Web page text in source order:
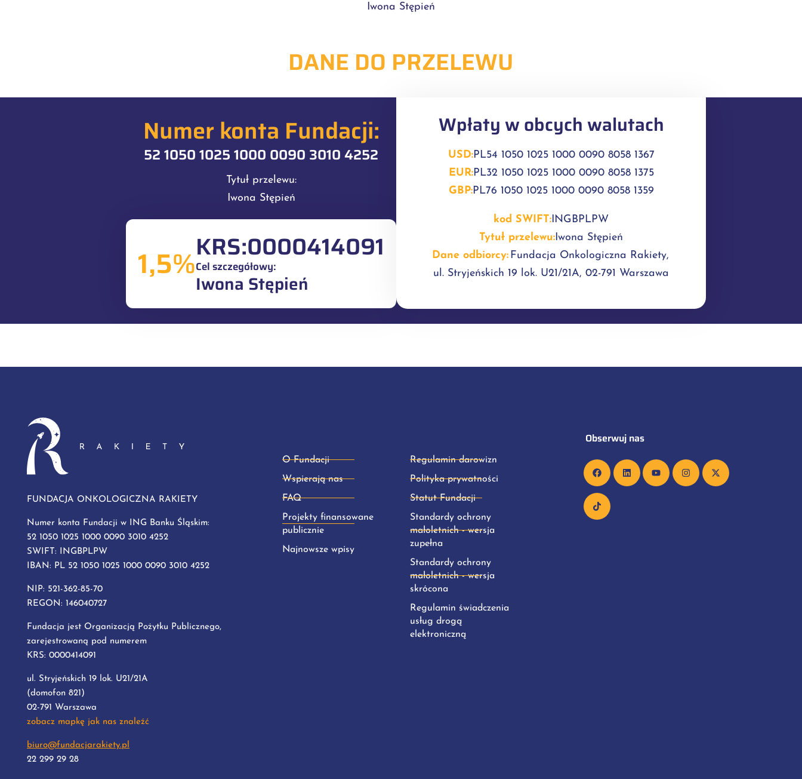
Iwona Stępień
DANE DO PRZELEWU
Numer konta Fundacji:
52 1050 1025 1000 0090 3010 4252
Tytuł przelewu:
Iwona Stępień
1,5%KRS:0000414091
Cel szczegółowy:
Iwona Stępień
Wpłaty w obcych walutach
USD:PL54 1050 1025 1000 0090 8058 1367
EUR:PL32 1050 1025 1000 0090 8058 1375
GBP:PL76 1050 1025 1000 0090 8058 1359
kod SWIFT:INGBPLPW
Tytuł przelewu:Iwona Stępień
Dane odbiorcy: Fundacja Onkologiczna Rakiety,
ul. Stryjeńskich 19 lok. U21/21A, 02-791 Warszawa
FUNDACJA ONKOLOGICZNA RAKIETY
Numer konta Fundacji w ING Banku Śląskim:
52 1050 1025 1000 0090 3010 4252
SWIFT: INGBPLPW
IBAN: PL 52 1050 1025 1000 0090 3010 4252
NIP: 521-362-85-70
REGON: 146040727
Fundacja jest Organizacją Pożytku Publicznego,
zarejestrowaną pod numerem
KRS: 0000414091
ul. Stryjeńskich 19 lok. U21/21A
(domofon 821)
02-791 Warszawa
zobacz mapkę jak nas znaleźć
biuro@fundacjarakiety.pl
22 299 29 28
O Fundacji
Wspierają nas
FAQ
Projekty finansowane
publicznie
Najnowsze wpisy
Regulamin darowizn
Polityka prywatności
Statut Fundacji
Standardy ochrony
małoletnich - wersja
zupełna
Standardy ochrony
małoletnich - wersja
skrócona
Regulamin świadczenia
usług drogą
elektroniczną
Obserwuj nas